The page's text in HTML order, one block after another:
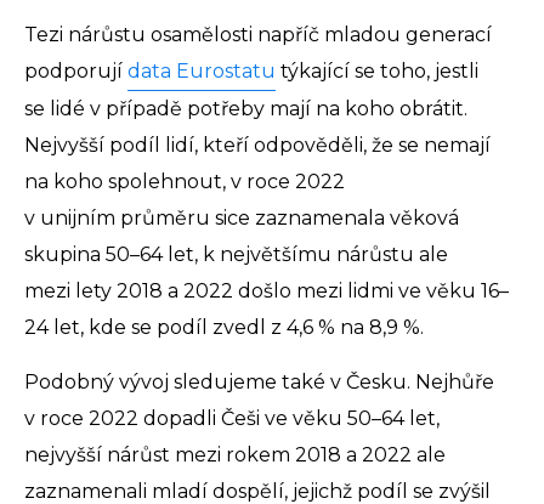
Tezi nárůstu osamělosti napříč mladou generací
podporují data Eurostatu týkající se toho, jestli
se lidé v případě potřeby mají na koho obrátit.
Nejvyšší podíl lidí, kteří odpověděli, že se nemají
na koho spolehnout, v roce 2022
v unijním průměru sice zaznamenala věková
skupina 50–64 let, k největšímu nárůstu ale
mezi lety 2018 a 2022 došlo mezi lidmi ve věku 16–
24 let, kde se podíl zvedl z 4,6 % na 8,9 %.
Podobný vývoj sledujeme také v Česku. Nejhůře
v roce 2022 dopadli Češi ve věku 50–64 let,
nejvyšší nárůst mezi rokem 2018 a 2022 ale
zaznamenali mladí dospělí, jejichž podíl se zvýšil